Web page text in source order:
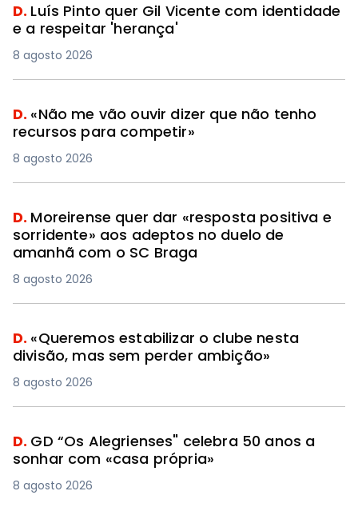
D. Luís Pinto quer Gil Vicente com identidade
e a respeitar 'herança'
8 agosto 2026
D. «Não me vão ouvir dizer que não tenho
recursos para competir»
8 agosto 2026
D. Moreirense quer dar «resposta positiva e
sorridente» aos adeptos no duelo de
amanhã com o SC Braga
8 agosto 2026
D. «Queremos estabilizar o clube nesta
divisão, mas sem perder ambição»
8 agosto 2026
D. GD “Os Alegrienses" celebra 50 anos a
sonhar com «casa própria»
8 agosto 2026